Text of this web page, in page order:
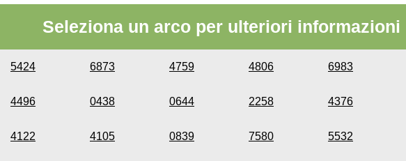
Seleziona un arco per ulteriori informazioni
5424 6873 4759 4806 6983
4496 0438 0644 2258 4376
4122 4105 0839 7580 5532